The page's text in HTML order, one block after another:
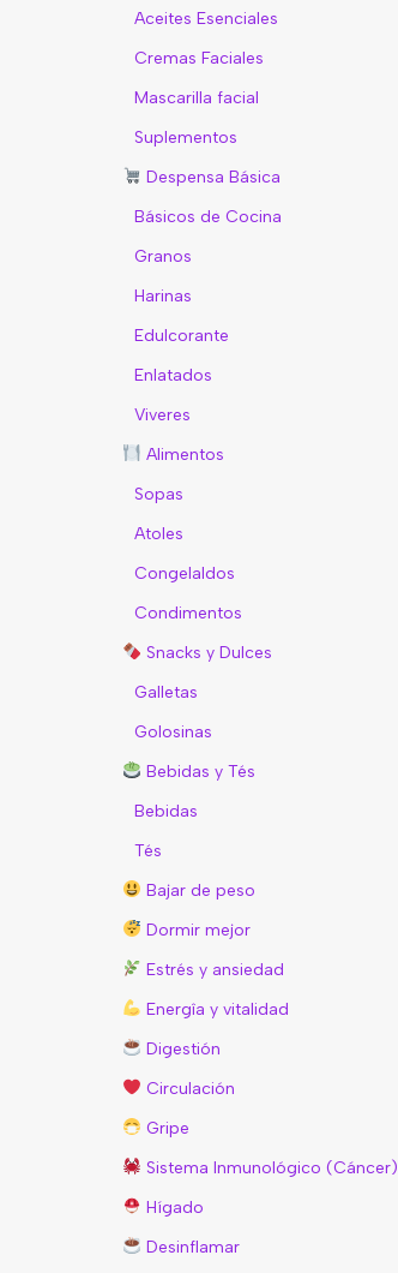
Aceites Esenciales
Cremas Faciales
Mascarilla facial
Suplementos
Despensa Básica
Básicos de Cocina
Granos
Harinas
Edulcorante
Enlatados
Viveres
Alimentos
Sopas
Atoles
Congelaldos
Condimentos
Snacks y Dulces
Galletas
Golosinas
Bebidas y Tés
Bebidas
Tés
Bajar de peso
Dormir mejor
Estrés y ansiedad
Energîa y vitalidad
Digestión
Circulación
Gripe
Sistema Inmunológico (Cáncer)
Hígado
Desinflamar